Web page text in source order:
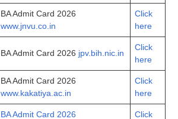
BA Admit Card 2026
www.jnvu.co.in
Click
here
BA Admit Card 2026 jpv.bih.nic.in
Click
here
BA Admit Card 2026
www.kakatiya.ac.in
Click
here
BA Admit Card 2026
Click